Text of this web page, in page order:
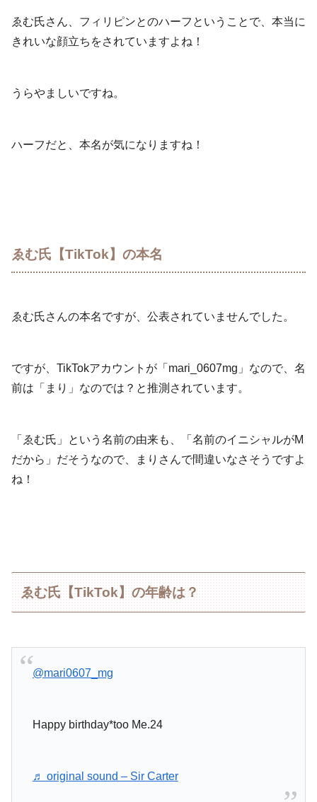
ゑむ氏さん、フィリピンとのハーフということで、本当に
きれいな顔立ちをされていますよね！
うらやましいですね。
ハーフだと、本名が気になりますね！
ゑむ氏【TikTok】の本名
ゑむ氏さんの本名ですが、公表されていませんでした。
ですが、TikTokアカウントが「mari_0607mg」なので、名
前は「まり」なのでは？と推測されています。
「ゑむ氏」という名前の由来も、「名前のイニシャルがM
だから」だそうなので、まりさんで間違いなさそうですよ
ね！
ゑむ氏【TikTok】の年齢は？
@mari0607_mg
Happy birthday*too Me.24
♬ original sound – Sir Carter